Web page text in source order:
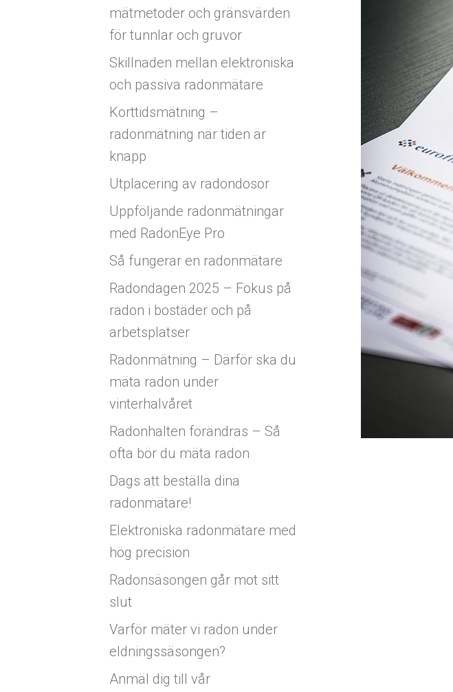
mätmetoder och gränsvärden
för tunnlar och gruvor
Skillnaden mellan elektroniska
och passiva radonmätare
Korttidsmätning –
radonmätning när tiden är
knapp
Utplacering av radondosor
Uppföljande radonmätningar
med RadonEye Pro
Så fungerar en radonmätare
Radondagen 2025 – Fokus på
radon i bostäder och på
arbetsplatser
Radonmätning – Därför ska du
mäta radon under
vinterhalvåret
Radonhalten förändras – Så
ofta bör du mäta radon
Dags att beställa dina
radonmätare!
Elektroniska radonmätare med
hög precision
Radonsäsongen går mot sitt
slut
Varför mäter vi radon under
eldningssäsongen?
Anmäl dig till vår